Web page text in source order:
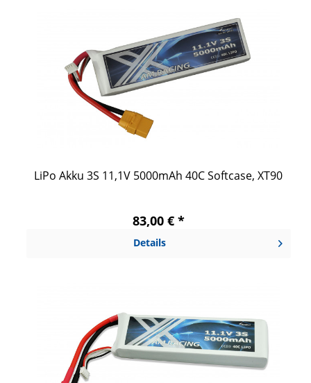
LiPo Akku 3S 11,1V 5000mAh 40C Softcase, XT90
83,00 € *
Details